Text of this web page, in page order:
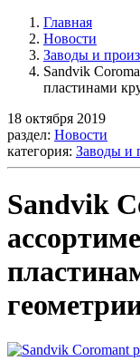
Главная
Новости
Заводы и
Sandvik
пластинами
18 октября 2019
раздел: Новости
категория: Заводы и
Sandvik